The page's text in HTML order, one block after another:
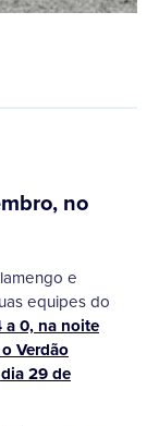
no
e
equipes do
a 0, na noite
Verdão
29 de